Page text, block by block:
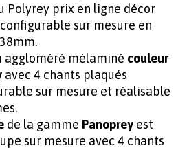
Polyrey prix en ligne décor
configurable sur mesure en
aggloméré mélaminé couleur
avec 4 chants plaqués
sur mesure et réalisable
de la gamme Panoprey est
sur mesure avec 4 chants